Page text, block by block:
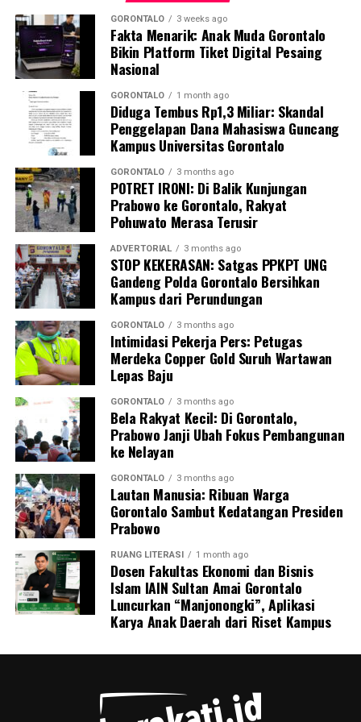
Guna memastikan kandungan material di dalamnya,
penyidik Subdit Gakkum Ditpolairud Polda Gorontalo
langsung mengirimkan sampel ke Laboratorium
Forensik (Labfor) Polda Sulawesi Utara di Manado. Hasil
pengujian laboratorium mengonfirmasi secara
meyakinkan bahwa butiran putih dalam 39 karung
tersebut positif mengandung sianida.
Selain menyita 1,9 ton sianida, polisi turut
mengamankan bangkai kapal “SAR.01.1824” yang telah
rusak, beserta sisa serpihan dan mesin kapal sebagai
barang bukti.
Hingga saat ini, pihak kepolisian tengah melakukan
penyelidikan intensif dan memburu pihak-pihak yang
bertanggung jawab atas kepemilikan serta aktivitas
pengangkutan barang berbahaya tersebut. Sedikitnya
enam orang saksi telah dimintai keterangan resmi,
termasuk personel Ditpolairud yang tiba pertama di
lokasi, Kepala Desa Motihelumo, warga pelapor, serta
masyarakat sekitar.
Peristiwa ini dipastikan melanggar sejumlah ketentuan
pidana berlapis. Para pelaku terancam dijerat atas
tindak pidana pengangkutan barang berbahaya tanpa
proses kepabeanan, pelanggaran pelayaran,
perdagangan tanpa izin resmi, serta pelanggaran
Undang-Undang Perlindungan Konsumen karena
memanipulasi label dan kemasan barang.
Menutup keterangannya, Kombes Devy mengimbau
seluruh masyarakat pesisir Gorontalo untuk terus
GORONTALO 3 weeks ago
Fakta Menarik: Anak Muda Gorontalo
Bikin Platform Tiket Digital Pesaing
Nasional
GORONTALO 1 month ago
Diduga Tembus Rp1,3 Miliar: Skandal
Penggelapan Dana Mahasiswa Guncang
Kampus Universitas Gorontalo
GORONTALO 3 months ago
POTRET IRONI: Di Balik Kunjungan
Prabowo ke Gorontalo, Rakyat
Pohuwato Merasa Terusir
ADVERTORIAL 3 months ago
STOP KEKERASAN: Satgas PPKPT UNG
Gandeng Polda Gorontalo Bersihkan
Kampus dari Perundungan
GORONTALO 3 months ago
Intimidasi Pekerja Pers: Petugas
Merdeka Copper Gold Suruh Wartawan
Lepas Baju
GORONTALO 3 months ago
Bela Rakyat Kecil: Di Gorontalo,
Prabowo Janji Ubah Fokus Pembangunan
ke Nelayan
GORONTALO 3 months ago
Lautan Manusia: Ribuan Warga
Gorontalo Sambut Kedatangan Presiden
Prabowo
RUANG LITERASI 1 month ago
Dosen Fakultas Ekonomi dan Bisnis
Islam IAIN Sultan Amai Gorontalo
Luncurkan “Manjonongki”, Aplikasi
Karya Anak Daerah dari Riset Kampus